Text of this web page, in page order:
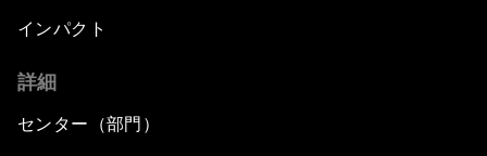
A Conversation with Khalid Al Falih, Minister of
Saudi Arabia
インパクト
詳細
センター（部門）